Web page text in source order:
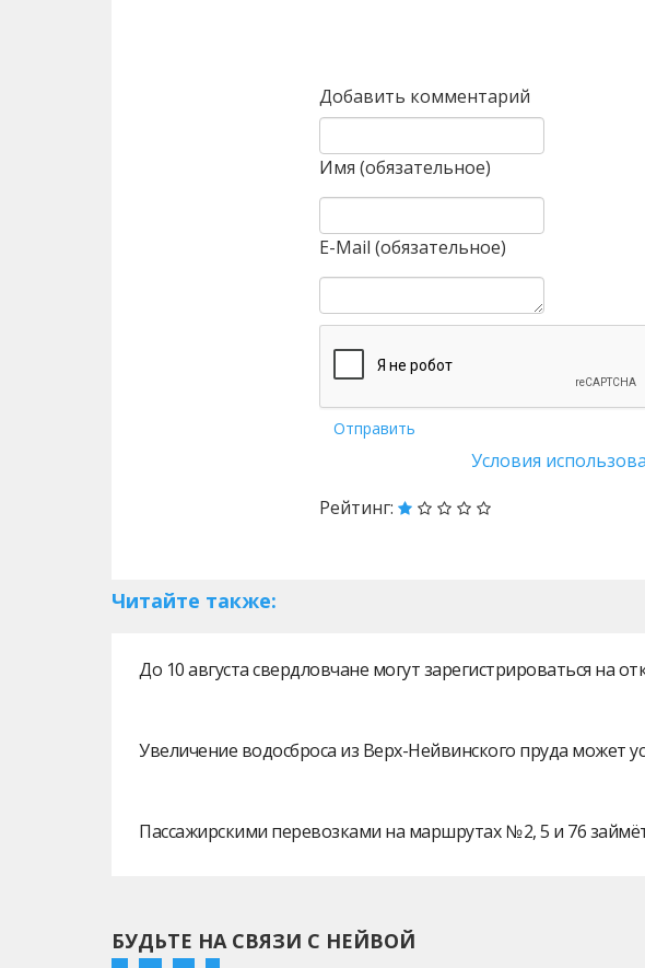
Добавить комментарий
Имя (обязательное)
E-Mail (обязательное)
Отправить
Условия
Рейтинг:
Читайте также:
До 10 августа свердловчане могут зарегистрироваться
Увеличение водосброса из Верх-Нейвинского пруда может
Пассажирскими перевозками на маршрутах № 2, 5 и 76
БУДЬТЕ НА СВЯЗИ С НЕЙВОЙ